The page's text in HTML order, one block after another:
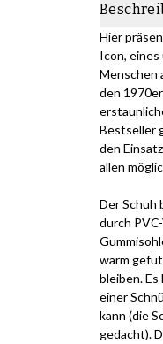
Hier
Icon,
Menschen
den
Bestseller
den
allen
Der Schuh
durch
warm
bleiben.
einer
kann (die
gedacht).